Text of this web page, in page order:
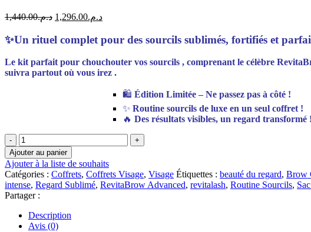
د.م.1,440.00
Le
initial
د.م.1,440.00.
د.م.1,296.00
Le
actuel
est :
د.م.1,296.00.
✨Un rituel complet pour des sourcils sublimés, fortifiés et
Le kit parfait pour chouchouter vos sourcils , comprenant le célèbre
suivra partout où vous irez .
🛍️ Édition Limitée – Ne passez pas à côté !
✨ Routine sourcils de luxe en un seul coffret !
🔥 Des résultats visibles, un regard transformé !
quantité
de
REVITALASH
COSMETICS
COFFRET
BROW
RECHARGE
COLLECTION
Ajouter au panier
Ajouter à la liste de souhaits
Catégories : Coffrets, Coffrets Visage, Visage Étiquettes : beauté du regard, Brow
intense, Regard Sublimé, RevitaBrow Advanced, revitalash, Routine Sourcils,
Partager :
Description
Avis (0)